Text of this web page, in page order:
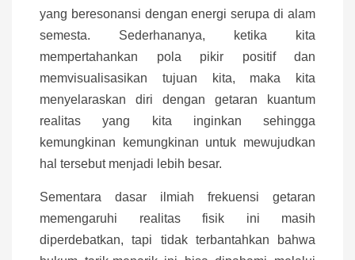
yang beresonansi dengan energi serupa di alam
semesta. Sederhananya, ketika kita
mempertahankan pola pikir positif dan
memvisualisasikan tujuan kita, maka kita
menyelaraskan diri dengan getaran kuantum
realitas yang kita inginkan sehingga
kemungkinan kemungkinan untuk mewujudkan
hal tersebut menjadi lebih besar.
Sementara dasar ilmiah frekuensi getaran
memengaruhi realitas fisik ini masih
diperdebatkan, tapi tidak terbantahkan bahwa